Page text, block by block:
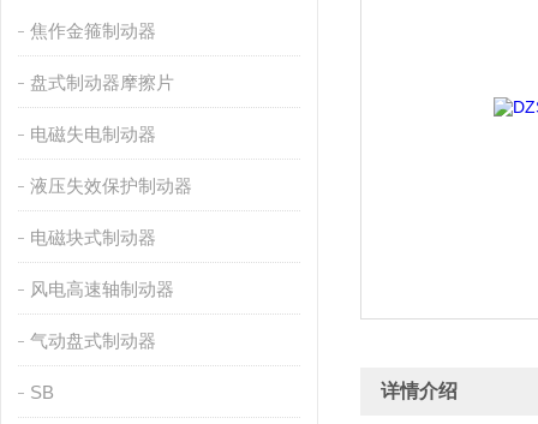
焦作金箍制动器
盘式制动器摩擦片
电磁失电制动器
液压失效保护制动器
电磁块式制动器
风电高速轴制动器
气动盘式制动器
SB 详情介绍